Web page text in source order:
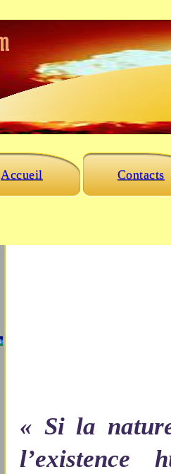
Accueil Contacts
« Si la
l’existence